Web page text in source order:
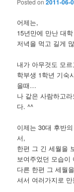
Posted on2011-06-
어제는,
15년만에 만난 대
저녁을 먹고 길게
내가 아무것도 모
학부생 1학년 기숙
을때…
나 같은 사람하고
다. ^^
이제는 30대 후반
서,
한편 그 긴 세월을
보여주었던 모습이
다른 한편 그 세월
셔서 여러가지로